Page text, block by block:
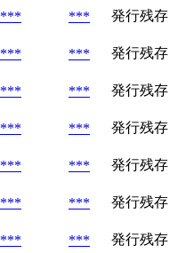
*** ***
発行残存
*** ***
発行残存
*** ***
発行残存
*** ***
発行残存
*** ***
発行残存
*** ***
発行残存
*** ***
発行残存